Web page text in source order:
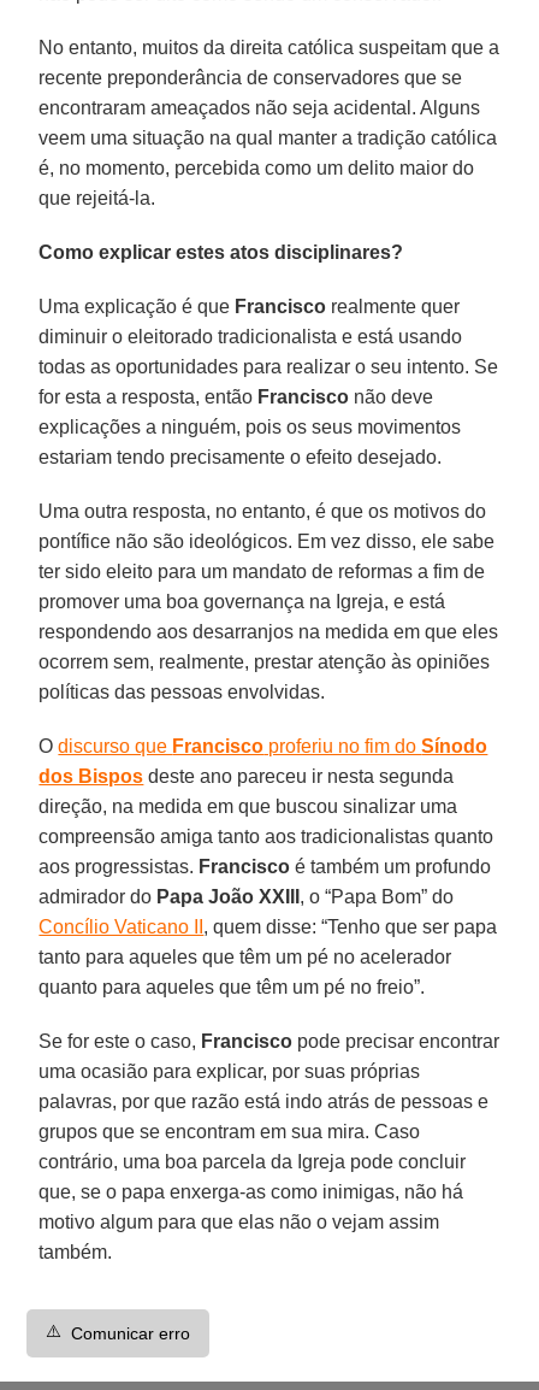
No entanto, muitos da direita católica suspeitam que a
recente preponderância de conservadores que se
encontraram ameaçados não seja acidental. Alguns
veem uma situação na qual manter a tradição católica
é, no momento, percebida como um delito maior do
que rejeitá-la.
Como explicar estes atos disciplinares?
Uma explicação é que Francisco realmente quer
diminuir o eleitorado tradicionalista e está usando
todas as oportunidades para realizar o seu intento. Se
for esta a resposta, então Francisco não deve
explicações a ninguém, pois os seus movimentos
estariam tendo precisamente o efeito desejado.
Uma outra resposta, no entanto, é que os motivos do
pontífice não são ideológicos. Em vez disso, ele sabe
ter sido eleito para um mandato de reformas a fim de
promover uma boa governança na Igreja, e está
respondendo aos desarranjos na medida em que eles
ocorrem sem, realmente, prestar atenção às opiniões
políticas das pessoas envolvidas.
Odiscurso que Francisco proferiu no fim doSínodo
dos Bispos deste ano pareceu ir nesta segunda
direção, na medida em que buscou sinalizar uma
compreensão amiga tanto aos tradicionalistas quanto
aos progressistas. Francisco é também um profundo
admirador do Papa João XXIII , o “Papa Bom” do
Concílio Vaticano II , quem disse: “Tenho que ser papa
tanto para aqueles que têm um pé no acelerador
quanto para aqueles que têm um pé no freio”.
Se for este o caso, Francisco pode precisar encontrar
uma ocasião para explicar, por suas próprias
palavras, por que razão está indo atrás de pessoas e
grupos que se encontram em sua mira. Caso
contrário, uma boa parcela da Igreja pode concluir
que, se o papa enxerga-as como inimigas, não há
motivo algum para que elas não o vejam assim
também.
⚠️ Comunicar erro